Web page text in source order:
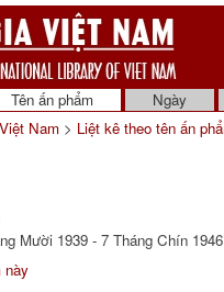
Tên ấn phẩm
Ngày
Nam > Liệt kê theo tên ấn
Mười 1939 - 7 Tháng Chín
này